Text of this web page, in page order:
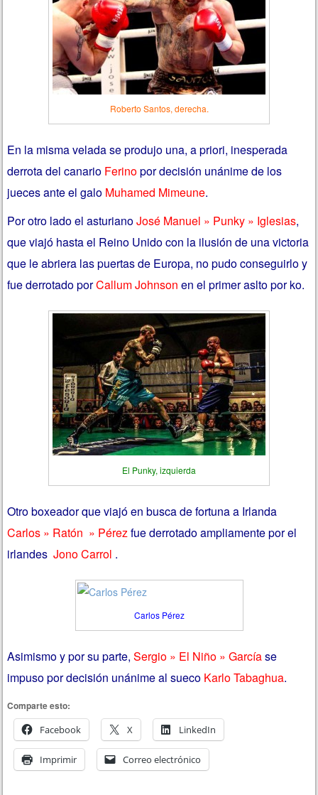
Roberto Santos, derecha.
En la misma velada se produjo una, a priori, inesperada
derrota del canario Ferinopor decisión unánime de los
jueces ante el galo Muhamed Mimeune.
Por otro lado el asturianoJosé Manuel » Punky » Iglesias,
que viajó hasta el Reino Unido con la ilusión de una victoria
que le abriera las puertas de Europa, no pudo conseguirlo y
fue derrotado porCallum Johnson en el primer aslto por ko.
El Punky, izquierda
Otro boxeador que viajó en busca de fortuna a Irlanda
Carlos » Ratón » Pérezfue derrotado ampliamente por el
irlandesJono Carrol .
Carlos Pérez
Asimismo y por su parte,Sergio » El Niño » Garcíase
impuso por decisión unánime al sueco Karlo Tabaghua.
Comparte esto:
Facebook
X LinkedIn
Imprimir Correo electrónico